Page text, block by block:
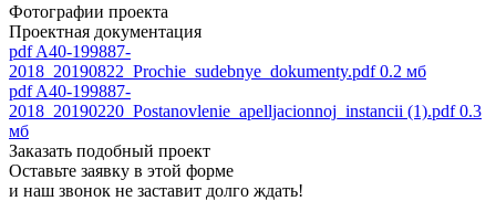
Фотографии проекта
Проектная документация
pdf A40-199887-
2018_20190822_Prochie_sudebnye_dokumenty.pdf 0.2 мб
pdf A40-199887-
2018_20190220_Postanovlenie_apelljacionnoj_instancii (1).pdf 0.3
мб
Заказать подобный проект
Оставьте заявку в этой форме
и наш звонок не заставит долго ждать!